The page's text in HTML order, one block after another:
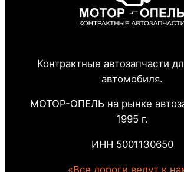
Контрактные автозапчасти
автомобиля.
МОТОР-ОПЕЛЬ на рынке
1995 г.
ИНН 5001130650
«Все дороги ведут к